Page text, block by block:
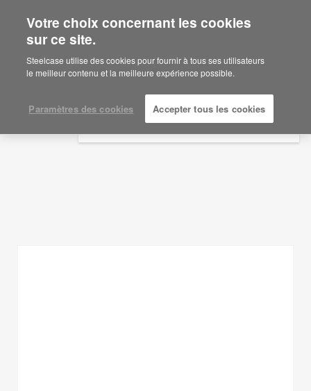
Are you in United States?
Would you like to see Products we sell in
your region?
English
Español
Idées d'aménagement
AFFICHER LES FILTRES
Votre choix concernant les cookies
sur ce site.
Steelcase utilise des cookies pour fournir à tous ses utilisateurs
le meilleur contenu et la meilleure expérience possible.
Paramètres des cookies Accepter tous les cookies